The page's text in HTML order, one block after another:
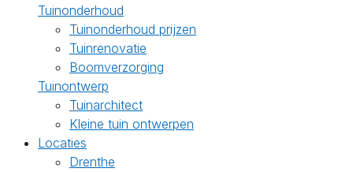
Tuinonderhoud
Tuinonderhoud prijzen
Tuinrenovatie
Boomverzorging
Tuinontwerp
Tuinarchitect
Kleine tuin ontwerpen
Locaties
Drenthe